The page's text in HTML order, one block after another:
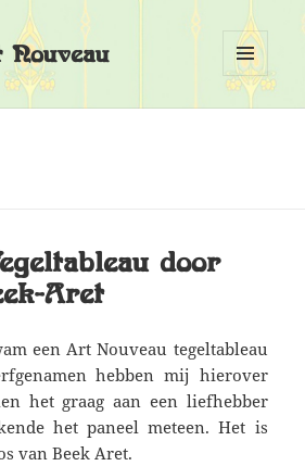
MENU
EN
door
Aret
een Art Nouveau tegeltableau
hebben mij hierover
het graag aan een liefhebber
het paneel meteen. Het is
van Beek Aret.